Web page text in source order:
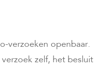
verzoeken openbaar.
zelf, het besluit